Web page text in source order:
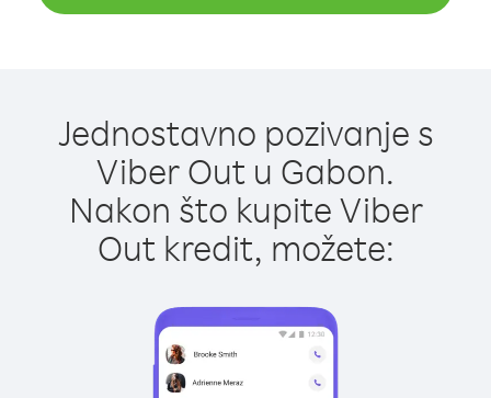
Jednostavno pozivanje s
Viber Out u Gabon.
Nakon što kupite Viber
Out kredit, možete: